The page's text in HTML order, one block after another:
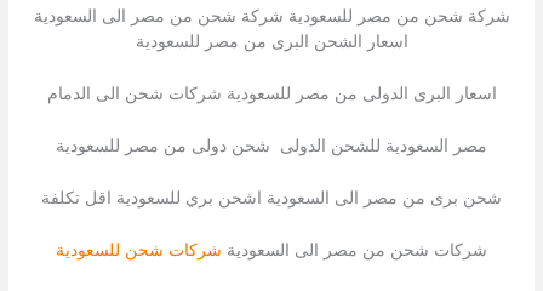
شركة شحن من مصر للسعودية شركة شحن من مصر الى السعودية
اسعار الشحن البرى من مصر للسعودية
اسعار البرى الدولى من مصر للسعودية شركات شحن الى الدمام
مصر السعودية للشحن الدولى شحن دولى من مصر للسعودية
شحن برى من مصر الى السعودية اشحن بري للسعودية اقل تكلفة
شركات شحن من مصر الى السعودية شركات شحن للسعودية